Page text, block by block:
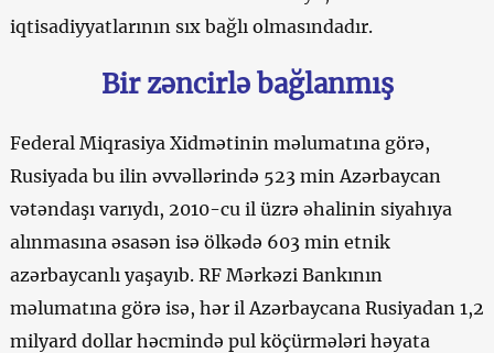
iqtisadiyyatlarının sıx bağlı olmasındadır.
Bir zəncirlə bağlanmış
Federal Miqrasiya Xidmətinin məlumatına görə,
Rusiyada bu ilin əvvəllərində 523 min Azərbaycan
vətəndaşı varıydı, 2010-cu il üzrə əhalinin siyahıya
alınmasına əsasən isə ölkədə 603 min etnik
azərbaycanlı yaşayıb. RF Mərkəzi Bankının
məlumatına görə isə, hər il Azərbaycana Rusiyadan 1,2
milyard dollar həcmində pul köçürmələri həyata